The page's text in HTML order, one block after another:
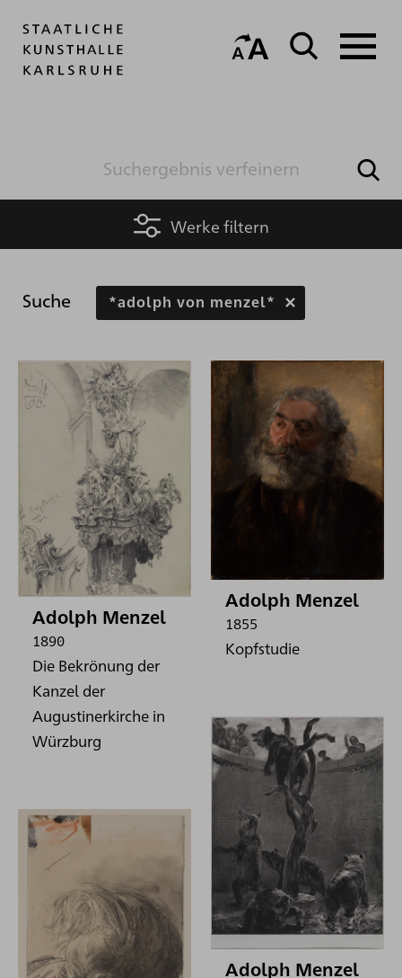
Werke filtern
Suche *adolph von menzel*
Adolph Menzel
1890
Die Bekrönung der
Kanzel der
Augustinerkirche in
Würzburg
Adolph Menzel
1855
Kopfstudie
Adolph Menzel